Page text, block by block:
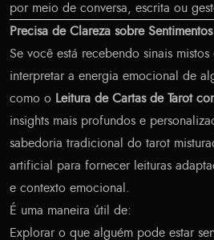
por meio de conversa, escrita ou
Precisa de Clareza sobre
Se você está recebendo sinais
interpretar a energia emocional de
como o Leitura de Cartas de Tarot
insights mais profundos e
sabedoria tradicional do tarot
artificial para fornecer leituras
e contexto emocional.
É uma maneira útil de:
Explorar o que alguém pode estar